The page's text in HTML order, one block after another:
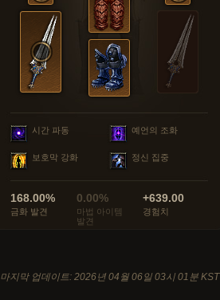
시간 파동 예언의 조화
보호막 강화 정신 집중
168.00%
금화 발견
0.00%
마법 아이템
발견
+639.00
경험치
마지막 업데이트: 2026년 04월 06일 03시 01분 KST